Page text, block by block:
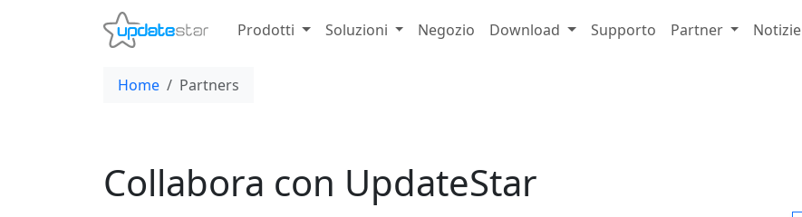
Prodotti Soluzioni Negozio Download Supporto Partner Notizie
Home Partners
Collabora con UpdateStar